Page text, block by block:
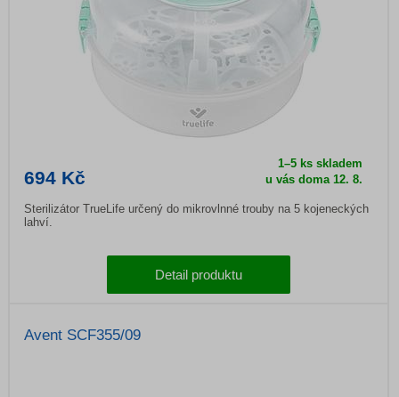
694 Kč
1–5 ks skladem
u vás doma12. 8.
Sterilizátor TrueLife určený do mikrovlnné trouby na 5 kojeneckých
lahví.
Detail produktu
Avent SCF355/09